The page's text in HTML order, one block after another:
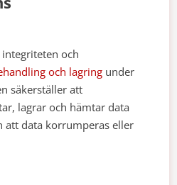
och
och lagring under
säkerställer att
lagrar och hämtar data
att data korrumperas eller